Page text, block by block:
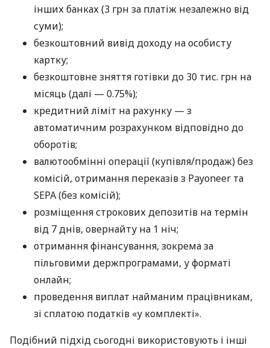
інших банках (3 грн за платіж незалежно від
суми);
безкоштовний вивід доходу на особисту
картку;
безкоштовне зняття готівки до 30 тис. грн на
місяць (далі — 0.75%);
кредитний ліміт на рахунку — з
автоматичним розрахунком відповідно до
оборотів;
валютообмінні операції (купівля/продаж) без
комісій, отримання переказів з Payoneer та
SEPA (без комісій);
розміщення строкових депозитів на термін
від 7 днів, овернайту на 1 ніч;
отримання фінансування, зокрема за
пільговими держпрограмами, у форматі
онлайн;
проведення виплат найманим працівникам,
зі сплатою податків «у комплекті».
Подібний підхід сьогодні використовують і інші